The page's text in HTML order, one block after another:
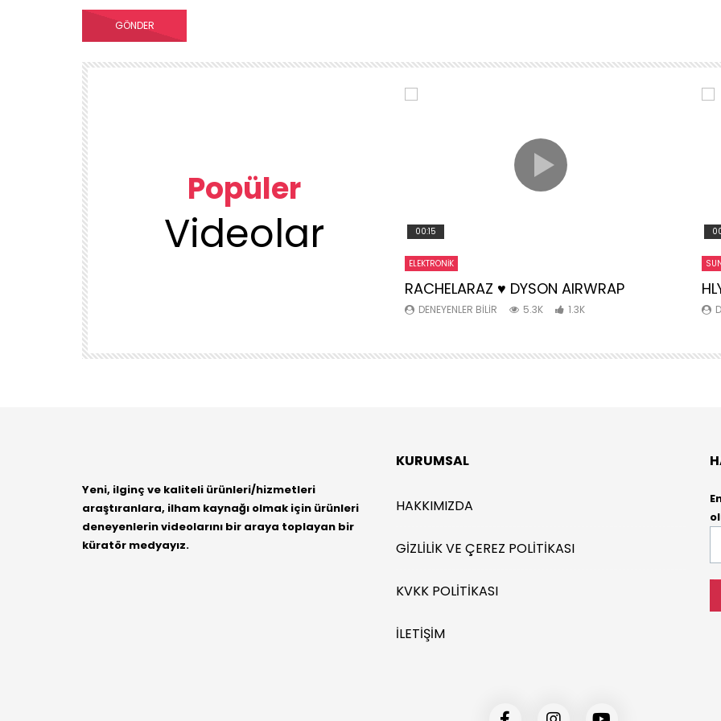
Popüler
Videolar 00:15
ELEKTRONIK
RACHELARAZ ♥️ DYSON AIRWRAP
DENEYENLER BILIR 5.3K 1.3K
Yeni, ilginç ve kaliteli ürünleri/hizmetleri
araştıranlara, ilham kaynağı olmak için ürünleri
deneyenlerin videolarını bir araya toplayan bir
küratör medyayız.
KURUMSAL
HAKKIMIZDA
GIZLILIK VE ÇEREZ POLITIKASI
KVKK POLITIKASI
İLETIŞIM